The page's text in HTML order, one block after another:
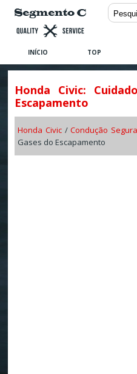
INÍCIO TOP
Honda Civic:
Escapamento
Honda Civic/Condução
Gases do Escapamento